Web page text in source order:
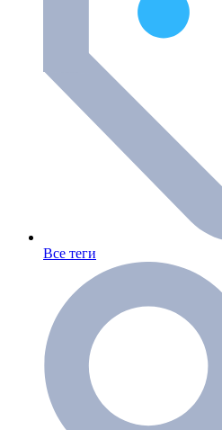
Все теги